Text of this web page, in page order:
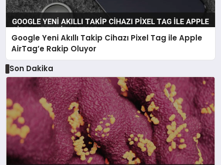
Google Yeni Akıllı Takip Cihazı Pixel Tag ile Apple
AirTag’e Rakip Oluyor
Son Dakika